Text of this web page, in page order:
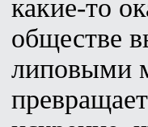
какие-то
обществе
липовыми